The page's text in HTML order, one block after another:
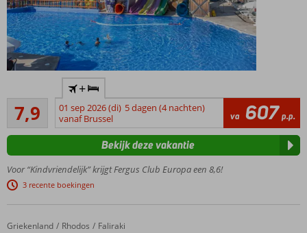
Comfortabel,
opgezet
familieresort!
Spetterende
voor de kids
afstand
van
7,9
Goed
839
beoordelingen
+
01 sep 2026 (di) 5 dagen (4 nachten)
vanaf Brussel
va 607 p.p.
Voor “Kindvriendelijk” krijgt Fergus Club Europa een 8,6!
3 recente boekingen
Bekijk deze vakantie
Home
Griekenland Rhodos Faliraki
Venezia Resort